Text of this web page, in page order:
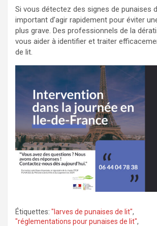
Si vous détectez des signes de punaises
important d’agir rapidement pour éviter
plus grave. Des professionnels de la
vous aider à identifier et traiter
de lit.
Étiquettes: "larves de punaises de lit",
"réglementations pour punaises de lit",